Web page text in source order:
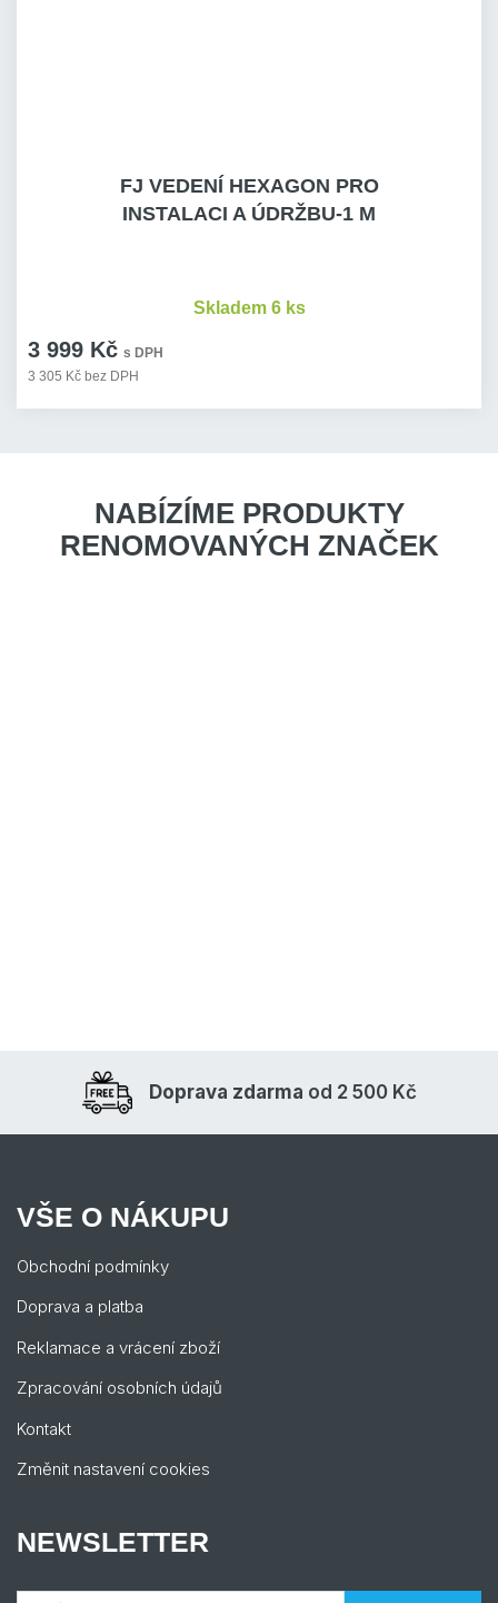
FJ VEDENÍ HEXAGON PRO
INSTALACI A ÚDRŽBU-1 M
3 999 Kč s DPH
3 305 Kč bez DPH
Skladem 6 ks
NABÍZÍME PRODUKTY
RENOMOVANÝCH ZNAČEK
Doprava zdarma od 2 500 Kč
VŠE O NÁKUPU
Obchodní podmínky
Doprava a platba
Reklamace a vrácení zboží
Zpracování osobních údajů
Kontakt
Změnit nastavení cookies
NEWSLETTER